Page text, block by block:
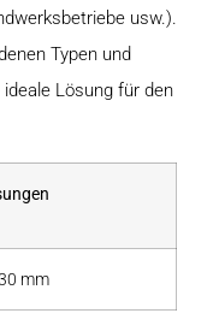
usw.).
Typen und
Lösung für den
mm